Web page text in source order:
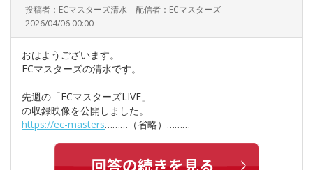
投稿者：ECマスターズ清水 配信者：ECマスターズ
2026/04/06 00:00
おはようございます。
ECマスターズの清水です。
先週の「ECマスターズLIVE」
の収録映像を公開しました。
https://ec-masters………（省略）………